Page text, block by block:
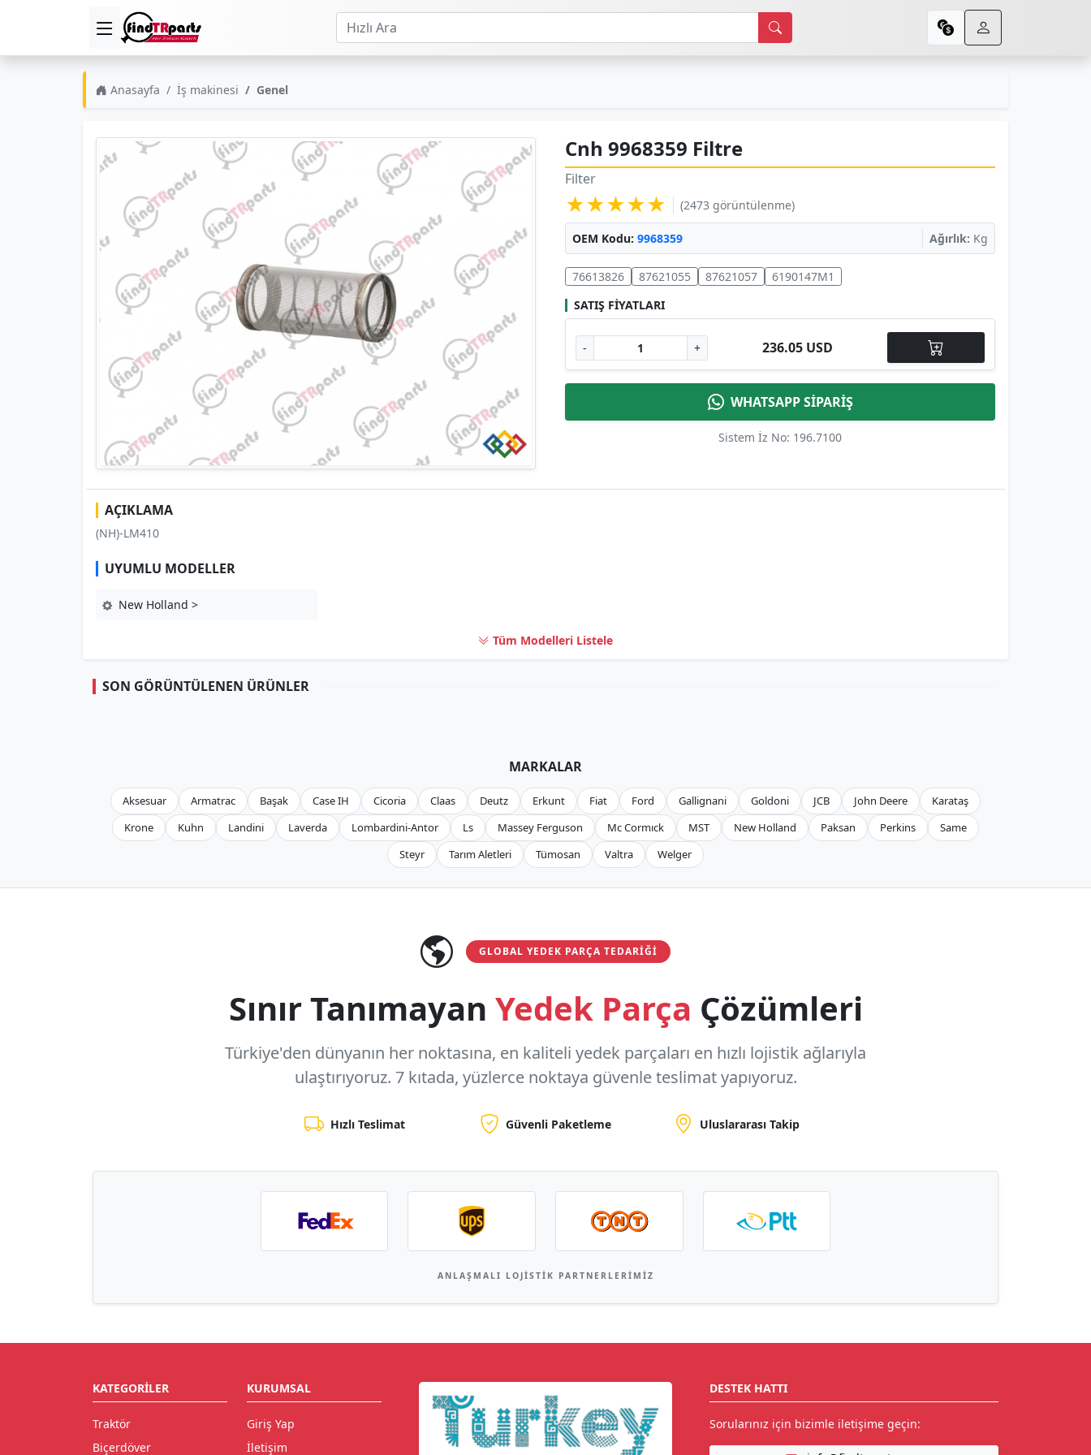
Anasayfa İş makinesi Genel
Cnh 9968359 Filtre
Filter
★★★★★ (2473 görüntülenme)
OEM Kodu: 9968359 Ağırlık: Kg
76613826 87621055 87621057
6190147M1
SATIŞ FIYATLARI
- + 236.05 USD
WHATSAPP SİPARİŞ
Sistem İz No: 196.7100
AÇIKLAMA
(NH)-LM410
UYUMLU MODELLER
New Holland >
Tüm Modelleri Listele
SON GÖRÜNTÜLENEN ÜRÜNLER
MARKALAR
Aksesuar Armatrac Başak Case IH Cicoria Claas Deutz Erkunt Fiat Ford Gallignani Goldoni JCB John Deere
Karataş
Krone
Kuhn Landini Laverda Lombardini-Antor Ls Massey Ferguson Mc Cormıck MST New Holland Paksan Perkins
Same
Steyr
Tarım Aletleri Tümosan Valtra Welger
GLOBAL YEDEK PARÇA TEDARIĞI
Sınır Tanımayan Yedek Parça Çözümleri
Türkiye'den dünyanın her noktasına, en kaliteli yedek parçaları en hızlı lojistik ağlarıyla
ulaştırıyoruz. 7 kıtada, yüzlerce noktaya güvenle teslimat yapıyoruz.
Hızlı Teslimat Güvenli Paketleme Uluslararası Takip
ANLAŞMALI LOJISTIK PARTNERLERIMIZ
KATEGORILER
Traktör
Biçerdöver
KURUMSAL
Giriş Yap
İletişim
DESTEK HATTI
Sorularınız için bizimle iletişime geçin: